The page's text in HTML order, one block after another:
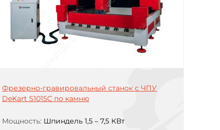
Фрезерно-гравировальный станок с ЧПУ
DeKart S1015С по камню
Мощность: Шпиндель 1,5 – 7,5 КВт